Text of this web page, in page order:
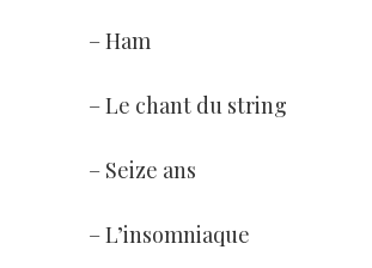
– Ham
– Le chant du string
– Seize ans
– L’insomniaque